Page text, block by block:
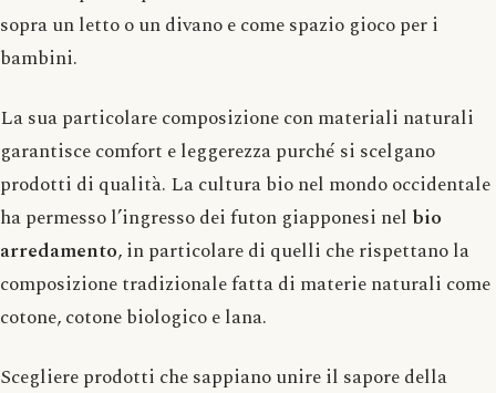
sopra un letto o un divano e come spazio gioco per i
bambini.
La sua particolare composizione con materiali naturali
garantisce comfort e leggerezza purché si scelgano
prodotti di qualità. La cultura bio nel mondo occidentale
ha permesso l’ingresso dei futon giapponesi nel bio
arredamento, in particolare di quelli che rispettano la
composizione tradizionale fatta di materie naturali come
cotone, cotone biologico e lana.
Scegliere prodotti che sappiano unire il sapore della